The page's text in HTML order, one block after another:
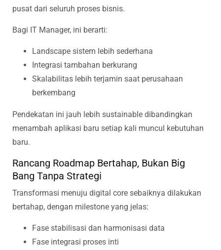
pusat dari seluruh proses bisnis.
Bagi IT Manager, ini berarti:
Landscape sistem lebih sederhana
Integrasi tambahan berkurang
Skalabilitas lebih terjamin saat perusahaan
berkembang
Pendekatan ini jauh lebih sustainable dibandingkan
menambah aplikasi baru setiap kali muncul kebutuhan
baru.
Rancang Roadmap Bertahap, Bukan Big
Bang Tanpa Strategi
Transformasi menuju digital core sebaiknya dilakukan
bertahap, dengan milestone yang jelas:
Fase stabilisasi dan harmonisasi data
Fase integrasi proses inti